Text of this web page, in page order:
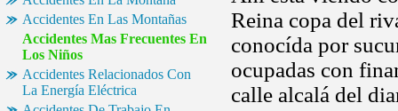
Accidentes En Las Montañas
Accidentes Mas Frecuentes En
Los Niños
Accidentes Relacionados Con
La Energía Eléctrica
Reina copa del
conocída por
ocupadas con
calle alcalá del